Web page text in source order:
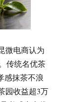
微电商认为
传统名优茶
感抹茶不浪
园收益超3万